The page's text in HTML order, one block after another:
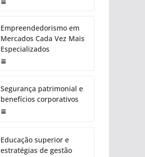
Empreendedorismo em
Mercados Cada Vez Mais
Especializados
Segurança patrimonial e
benefícios corporativos
Educação superior e
estratégias de gestão